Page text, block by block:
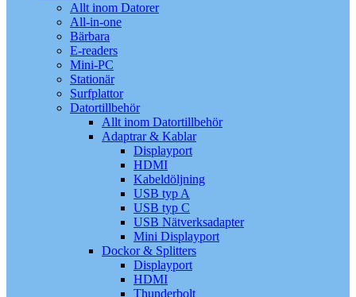
Allt inom Datorer
All-in-one
Bärbara
E-readers
Mini-PC
Stationär
Surfplattor
Datortillbehör
Allt inom Datortillbehör
Adaptrar & Kablar
Displayport
HDMI
Kabeldöljning
USB typ A
USB typ C
USB Nätverksadapter
Mini Displayport
Dockor & Splitters
Displayport
HDMI
Thunderbolt